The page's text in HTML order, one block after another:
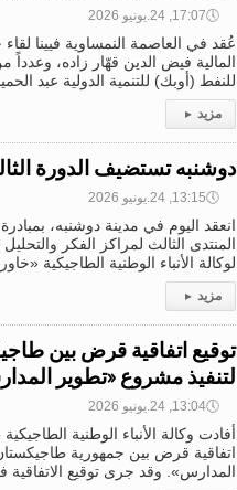
🕔17:07, 24.يونيو 2026
عُقد في العاصمة النمساوية فيينا
المالية فيض الدين قهّار زاده،
للنفط (أوبك) للتنمية الدولية عبد
مزيد ▸
دوشنبه تستضيف الدورة
🕔13:15, 24.يونيو 2026
انعقد اليوم في مدينة دوشنبه،
المنتدى الثالث لمراكز الفكر
لوكالة الأنباء الوطنية الطاجيكية
مزيد ▸
توقيع اتفاقية قرض بين
لتنفيذ مشروع «تطوير
🕔13:04, 24.يونيو 2026
أفادت وكالة الأنباء الوطنية
اتفاقية قرض بين جمهورية طاجيكستان
المدارس». وقد جرى توقيع الاتفاقية في 23 يونيو بمدينة